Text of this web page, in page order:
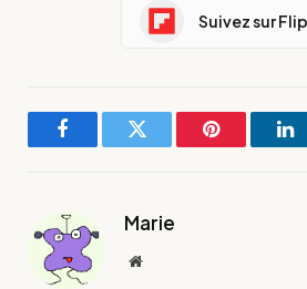
Suivez sur
FacebookTwitter Pinterest
Marie
Site